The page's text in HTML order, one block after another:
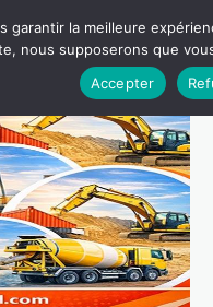
garantir la meilleure
nous supposerons que
Accepter